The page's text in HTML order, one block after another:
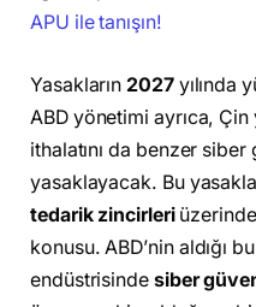
APU ile tanışın!
Yasakların 2027yılında
ABD yönetimi ayrıca, Çin
ithalatını da benzer
yasaklayacak. Bu
tedarik zincirleri
konusu. ABD’nin aldığı
endüstrisinde siber